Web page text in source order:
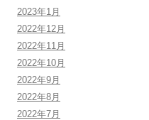
2023年1月
2022年12月
2022年11月
2022年10月
2022年9月
2022年8月
2022年7月